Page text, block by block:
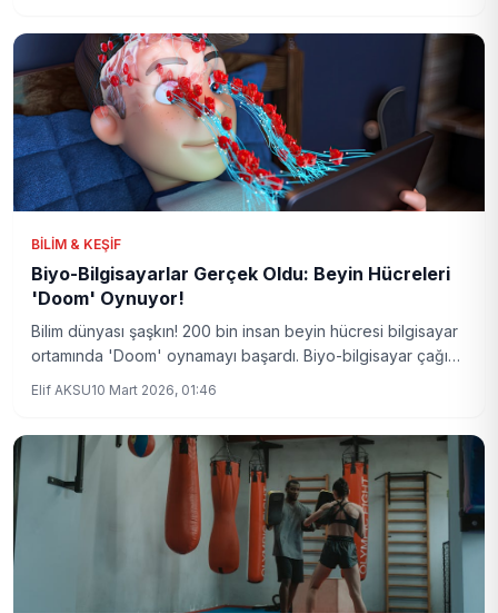
BILIM & KEŞIF
Biyo-Bilgisayarlar Gerçek Oldu: Beyin Hücreleri
'Doom' Oynuyor!
Bilim dünyası şaşkın! 200 bin insan beyin hücresi bilgisayar
ortamında 'Doom' oynamayı başardı. Biyo-bilgisayar çağı
Elif AKSU10 Mart 2026, 01:46